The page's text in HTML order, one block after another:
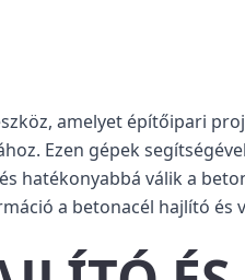
amelyet építőipari
Ezen gépek
hatékonyabbá válik a
a betonacél hajlító és